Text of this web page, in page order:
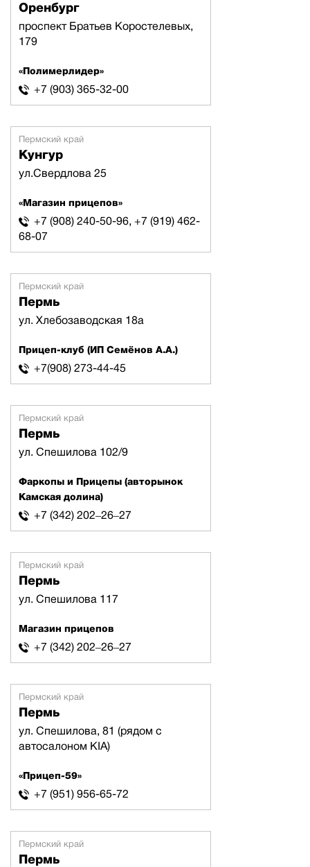
Оренбург
проспект Братьев Коростелевых,
179
«Полимерлидер»
+7 (903) 365-32-00
Пермский край
Кунгур
ул.Свердлова 25
«Магазин прицепов»
+7 (908) 240-50-96, +7 (919) 462-
68-07
Пермский край
Пермь
ул. Хлебозаводская 18а
Прицеп-клуб (ИП Семёнов А.А.)
+7(908) 273-44-45
Пермский край
Пермь
ул. Спешилова 102/9
Фаркопы и Прицепы (авторынок
Камская долина)
+7 (342) 202‒26‒27
Пермский край
Пермь
ул. Спешилова 117
Магазин прицепов
+7 (342) 202‒26‒27
Пермский край
Пермь
ул. Спешилова, 81 (рядом с
автосалоном KIA)
«Прицеп-59»
+7 (951) 956-65-72
Пермский край
Пермь